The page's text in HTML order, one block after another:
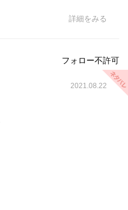
詳細をみる
フォロー不許可
2021.08.22